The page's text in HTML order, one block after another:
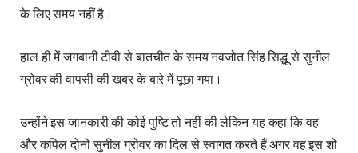
के लिए समय नहीं है।
हाल ही में जगबानी टीवी से बातचीत के समय नवजोत सिंह सिद्धू से सुनील
ग्रोवर की वापसी की खबर के बारे में पूछा गया।
उन्होंने इस जानकारी की कोई पुष्टि तो नहीं की लेकिन यह कहा कि वह
और कपिल दोनों सुनील ग्रोवर का दिल से स्वागत करते हैं अगर वह इस शो